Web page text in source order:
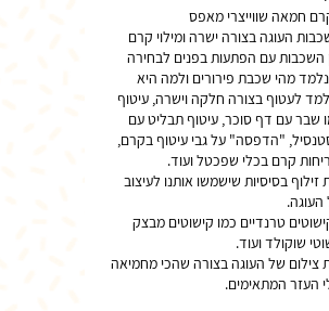
העוגה בצורה ישרה ומילוי קרם
מהי שכבת פירורים ולמה היא
לעטוף בצורה חלקה וישרה, עיטוף
שבר עם דף סוכר, עיטוף תבליט עם
"הדפסה" על גבי עיטוף בקרם,
זילוף בסיסיות שישמשו אותנו לעיצוב
טרנדיים כמו קישוטים מבצק
צילום של העוגה בצורה שהכי מחמיאה